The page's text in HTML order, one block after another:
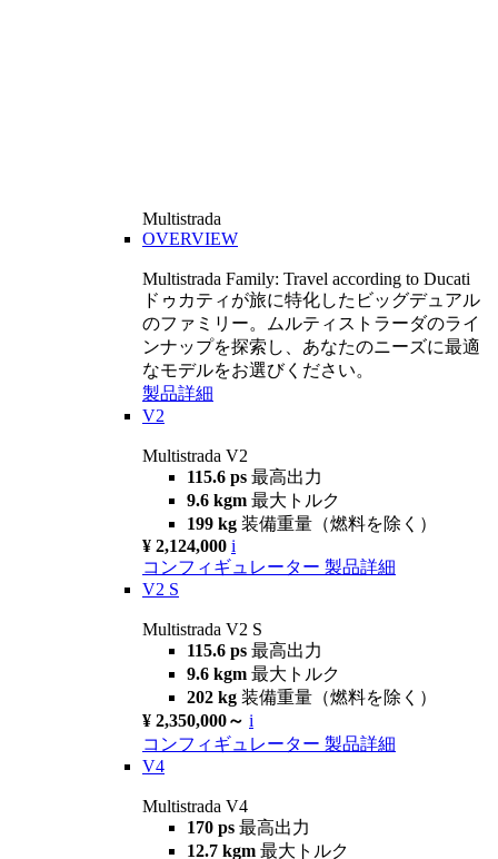
Multistrada
OVERVIEW
Multistrada Family: Travel according to Ducati
ドゥカティが旅に特化したビッグデュアル
のファミリー。ムルティストラーダのライ
ンナップを探索し、あなたのニーズに最適
なモデルをお選びください。
製品詳細
V2
Multistrada V2
115.6 ps 最高出力
9.6 kgm 最大トルク
199 kg 装備重量（燃料を除く）
¥ 2,124,000 i
コンフィギュレーター 製品詳細
V2 S
Multistrada V2 S
115.6 ps 最高出力
9.6 kgm 最大トルク
202 kg 装備重量（燃料を除く）
¥ 2,350,000～ i
コンフィギュレーター 製品詳細
V4
Multistrada V4
170 ps 最高出力
12.7 kgm 最大トルク